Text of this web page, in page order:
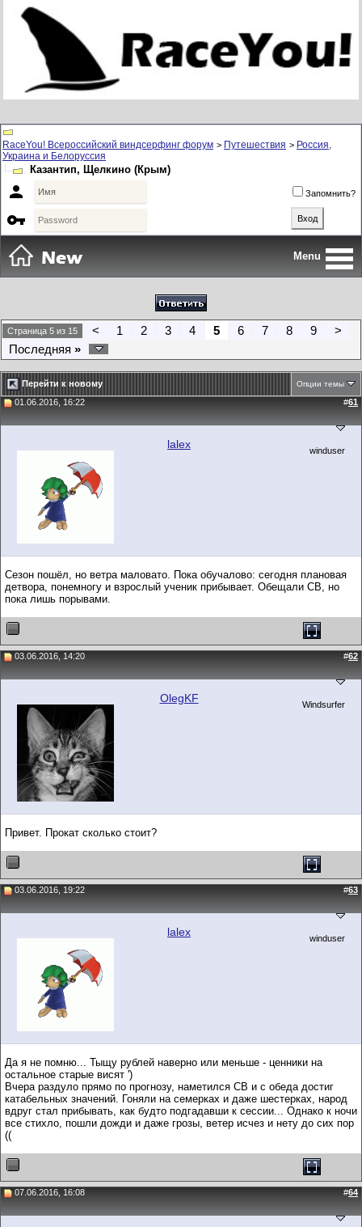
RaceYou! Всероссийский виндсерфинг форум > Путешествия > Россия,
Украина и Белоруссия
Казантип, Щелкино (Крым)
 Запомнить?

Menu
Страница 5 из 15 < 1 2 3 4 5 6 7 8 9
>
Последняя »
Перейти к новому Опции темы
01.06.2016, 16:22 #61
lalex winduser
Сезон пошёл, но ветра маловато. Пока обучалово: сегодня плановая
детвора, понемногу и взрослый ученик прибывает. Обещали СВ, но
пока лишь порывами.
03.06.2016, 14:20 #62
OlegKF Windsurfer
Привет. Прокат сколько стоит?
03.06.2016, 19:22 #63
lalex winduser
Да я не помню... Тыщу рублей наверно или меньше - ценники на
остальное старые висят ')
Вчера раздуло прямо по прогнозу, наметился СВ и с обеда достиг
катабельных значений. Гоняли на семерках и даже шестерках, народ
вдруг стал прибывать, как будто подгадавши к сессии... Однако к ночи
все стихло, пошли дожди и даже грозы, ветер исчез и нету до сих пор
((
07.06.2016, 16:08 #64